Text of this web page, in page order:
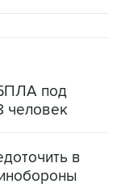
под
человек
в